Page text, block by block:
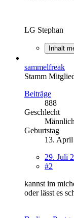
LG Stephan
Inhalt
sammelfreak
Stamm
Beiträge
888
Geschlecht
Männlich
Geburtstag
13.
29. Juli
#2
kannst im
oder lässt es